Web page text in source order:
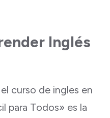
Inglés
curso de ingles en
para Todos» es la